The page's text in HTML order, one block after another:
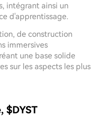
intégrant ainsi un
d'apprentissage.
de construction
immersives
une base solide
sur les aspects les plus
$DYST